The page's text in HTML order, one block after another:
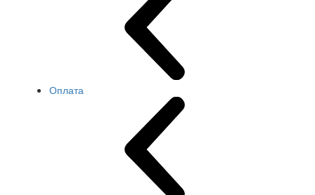
Оплата